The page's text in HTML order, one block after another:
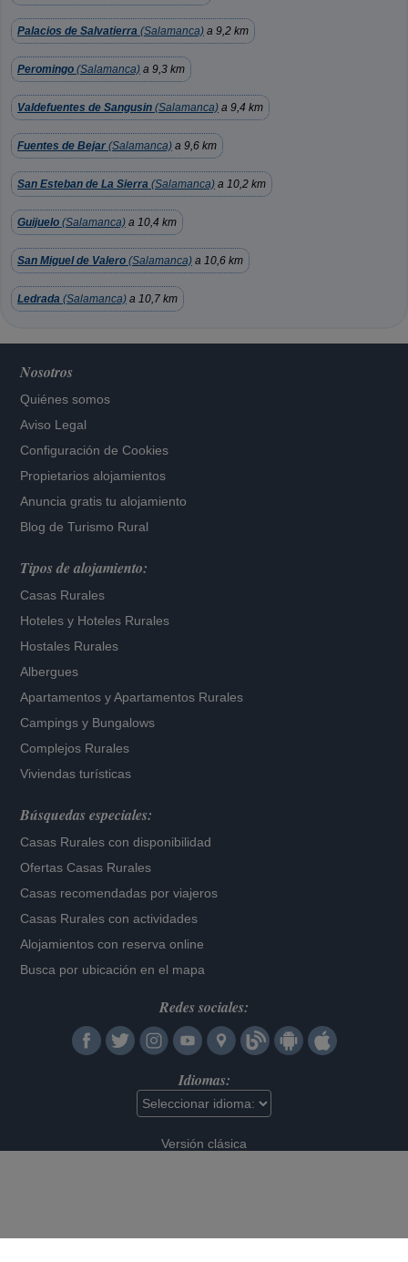
Palacios de Salvatierra (Salamanca) a 9,2 km
Peromingo (Salamanca) a 9,3 km
Valdefuentes de Sangusin (Salamanca) a 9,4 km
Fuentes de Bejar (Salamanca) a 9,6 km
San Esteban de La Sierra (Salamanca) a 10,2 km
Guijuelo (Salamanca) a 10,4 km
San Miguel de Valero (Salamanca) a 10,6 km
Ledrada (Salamanca) a 10,7 km
Nosotros
Quiénes somos
Aviso Legal
Configuración de Cookies
Propietarios alojamientos
Anuncia gratis tu alojamiento
Blog de Turismo Rural
Tipos de alojamiento:
Casas Rurales
Hoteles y Hoteles Rurales
Hostales Rurales
Albergues
Apartamentos yApartamentos Rurales
Campings y Bungalows
Complejos Rurales
Viviendas turísticas
Búsquedas especiales:
Casas Rurales con disponibilidad
Ofertas Casas Rurales
Casas recomendadas por viajeros
Casas Rurales con actividades
Alojamientos con reserva online
Busca por ubicación en el mapa
Redes sociales:
Idiomas:
Versión clásica